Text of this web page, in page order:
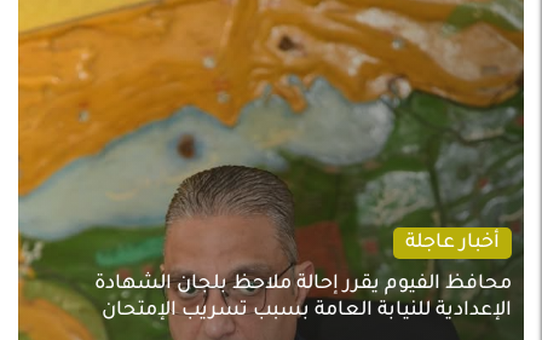
أخبار عاجلة
محافظ الفيوم يقرر إحالة ملاحظ بلجان الشهادة
الإعدادية للنيابة العامة بسبب تسريب الإمتحان